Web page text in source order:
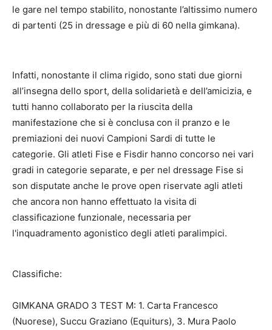
le gare nel tempo stabilito, nonostante l’altissimo numero
di partenti (25 in dressage e più di 60 nella gimkana).
Infatti, nonostante il clima rigido, sono stati due giorni
all’insegna dello sport, della solidarietà e dell’amicizia, e
tutti hanno collaborato per la riuscita della
manifestazione che si è conclusa con il pranzo e le
premiazioni dei nuovi Campioni Sardi di tutte le
categorie. Gli atleti Fise e Fisdir hanno concorso nei vari
gradi in categorie separate, e per nel dressage Fise si
son disputate anche le prove open riservate agli atleti
che ancora non hanno effettuato la visita di
classificazione funzionale, necessaria per
l'inquadramento agonistico degli atleti paralimpici.
Classifiche:
GIMKANA GRADO 3 TEST M: 1. Carta Francesco
(Nuorese), Succu Graziano (Equiturs), 3. Mura Paolo